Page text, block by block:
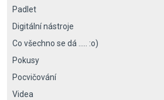
Padlet
Digitální nástroje
Co všechno se dá ….. :o)
Pokusy
Pocvičování
Videa